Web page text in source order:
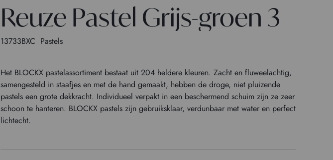
Reuze Pastel Grijs-groen 3
13733BXC Pastels
Het BLOCKX pastelassortiment bestaat uit 204 heldere kleuren. Zacht en fluweelachtig,
samengesteld in staafjes en met de hand gemaakt, hebben de droge, niet pluizende
pastels een grote dekkracht. Individueel verpakt in een beschermend schuim zijn ze zeer
schoon te hanteren. BLOCKX pastels zijn gebruiksklaar, verdunbaar met water en perfect
lichtecht.